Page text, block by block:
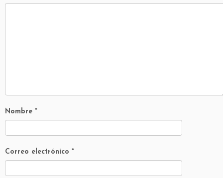
Nombre *
Correo electrónico *